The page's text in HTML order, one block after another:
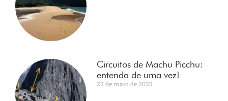
Circuitos de Machu Picchu:
entenda de uma vez!
22 de maio de 2025